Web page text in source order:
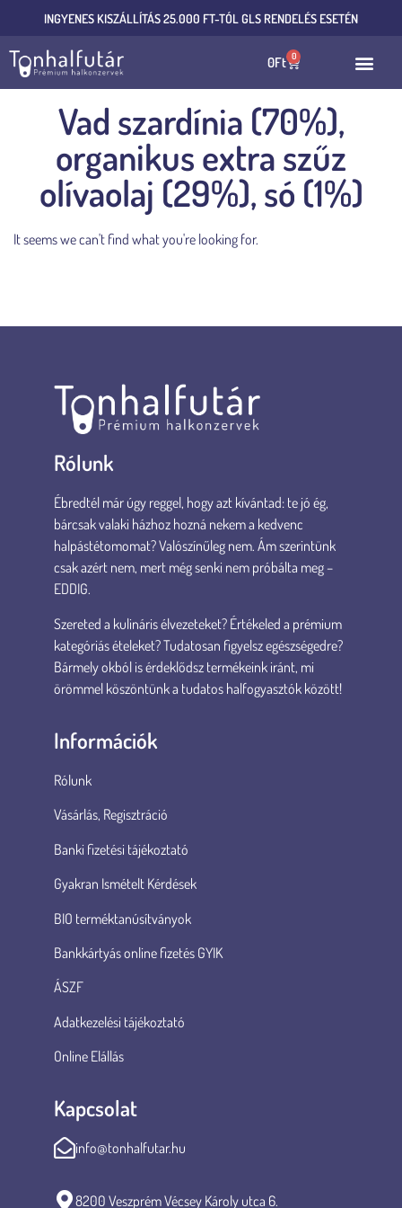
INGYENES KISZÁLLÍTÁS 25.000 FT-TÓL GLS RENDELÉS ESETÉN
0Ft 0
Vad szardínia (70%),
organikus extra szűz
olívaolaj (29%), só (1%)
It seems we can't find what you're looking for.
Rólunk
Ébredtél már úgy reggel, hogy azt kívántad: te jó ég,
bárcsak valaki házhoz hozná nekem a kedvenc
halpástétomomat? Valószínűleg nem. Ám szerintünk
csak azért nem, mert még senki nem próbálta meg –
EDDIG.
Szereted a kulináris élvezeteket? Értékeled a prémium
kategóriás ételeket? Tudatosan figyelsz egészségedre?
Bármely okból is érdeklődsz termékeink iránt, mi
örömmel köszöntünk a tudatos halfogyasztók között!
Információk
Rólunk
Vásárlás, Regisztráció
Banki fizetési tájékoztató
Gyakran Ismételt Kérdések
BIO terméktanúsítványok
Bankkártyás online fizetés GYIK
ÁSZF
Adatkezelési tájékoztató
Online Elállás
Kapcsolat
info@tonhalfutar.hu
8200 Veszprém Vécsey Károly utca 6.